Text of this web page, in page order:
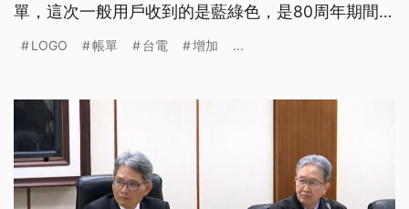
單，這次一般用戶收到的是藍綠色，是80周年期間限
體是因為更新企業識別系統，希望呈現新的意象，新
油公司也承認，原本有logo更換的計畫，同樣是由知
名設計師聶永真操刀，不過考量成本太高，目前暫
緩。
LOGO 帳單 台電 增加 ...